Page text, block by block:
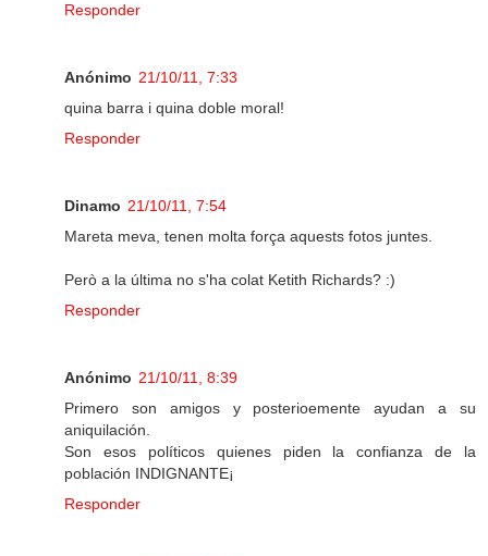
Responder
Anónimo 21/10/11, 7:33
quina barra i quina doble moral!
Responder
Dinamo 21/10/11, 7:54
Mareta meva, tenen molta força aquests fotos juntes.
Però a la última no s'ha colat Ketith Richards? :)
Responder
Anónimo 21/10/11, 8:39
Primero son amigos y posterioemente ayudan a su
aniquilación.
Son esos políticos quienes piden la confianza de la
población INDIGNANTE¡
Responder